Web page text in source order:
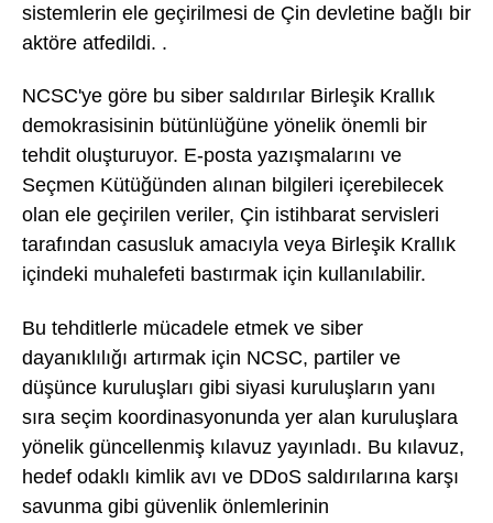
sistemlerin ele geçirilmesi de Çin devletine bağlı bir
aktöre atfedildi. .
NCSC'ye göre bu siber saldırılar Birleşik Krallık
demokrasisinin bütünlüğüne yönelik önemli bir
tehdit oluşturuyor. E-posta yazışmalarını ve
Seçmen Kütüğünden alınan bilgileri içerebilecek
olan ele geçirilen veriler, Çin istihbarat servisleri
tarafından casusluk amacıyla veya Birleşik Krallık
içindeki muhalefeti bastırmak için kullanılabilir.
Bu tehditlerle mücadele etmek ve siber
dayanıklılığı artırmak için NCSC, partiler ve
düşünce kuruluşları gibi siyasi kuruluşların yanı
sıra seçim koordinasyonunda yer alan kuruluşlara
yönelik güncellenmiş kılavuz yayınladı. Bu kılavuz,
hedef odaklı kimlik avı ve DDoS saldırılarına karşı
savunma gibi güvenlik önlemlerinin